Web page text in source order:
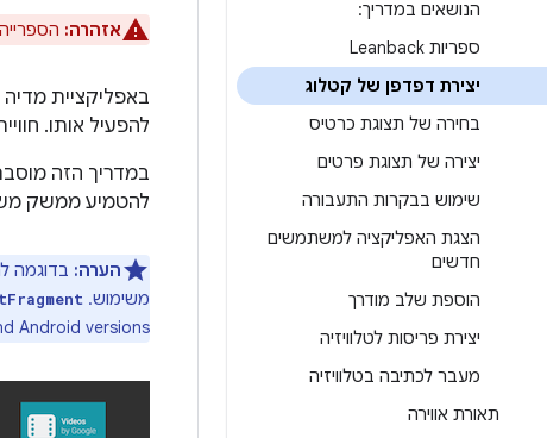
הנושאים במדריך:
ספריות Leanback
יצירת דפדפן של קטלוג
בחירה של תצוגת כרטיס
יצירה של תצוגת פרטים
שימוש בבקרות התעבורה
הצגת האפליקציה למשתמשים
חדשים
הוספת שלב מודרך
יצירת פריסות לטלוויזיה
מעבר לכתיבה בטלוויזיה
תאורת אווירה
אזהרה: הספרייה Leanback הוצאה משימוש. במקום זאת, אפשר להשתמש ב-
באפליקציית מדיה
להפעיל אותו.
במדריך הזה
להטמיע ממשק
הערה: בדוגמה
משימוש. ‫
Android versions.